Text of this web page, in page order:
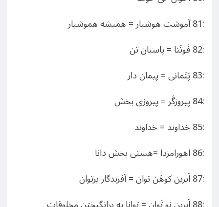
:81 آموشت هوشیار = همیشه هموشیار
:82 فَوتَنا = پاسبان تن
:83 پَتَمانی = پیمان دار
:84 پیروزگَر = پیروزی بخش
:85 خداوند = خداوند
:86 اهورامزدا =هستی بخش دانا
:87 اَبرین کوهَن توان = آفریدگار پرتوان